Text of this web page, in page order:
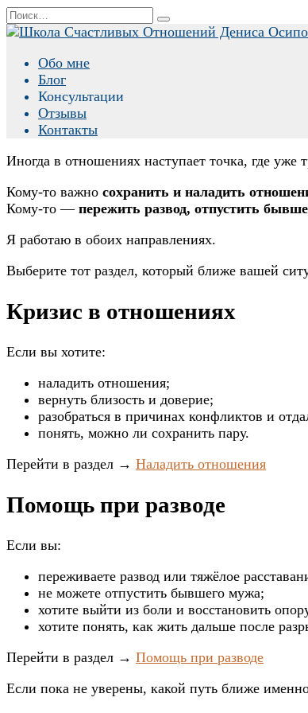
Перейти
к
Search
for:
Обо мне
Блог
Консультации
Отзывы
Контакты
Иногда в отношениях наступает точка, где уже
Кому-то важно сохранить и наладить
Кому-то — пережить развод, отпустить
Я работаю в обоих направлениях.
Выберите тот раздел, который ближе вашей
Кризис в отношениях
Если вы хотите:
наладить отношения;
вернуть близость и доверие;
разобраться в причинах конфликтов и
понять, можно ли сохранить пару.
Перейти в раздел → Наладить отношения
Помощь при разводе
Если вы:
переживаете развод или тяжёлое
не можете отпустить бывшего мужа;
хотите выйти из боли и восстановить
хотите понять, как жить дальше после
Перейти в раздел → Помощь при разводе
Если пока не уверены, какой путь ближе